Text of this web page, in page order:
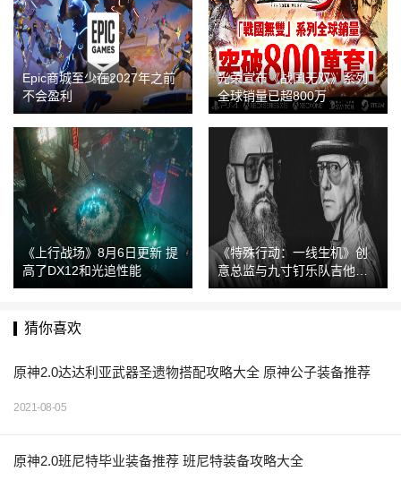
Epic商城至少在2027年之前
不会盈利
光荣宣布《战国无双》系列
全球销量已超800万
《上行战场》8月6日更新 提
高了DX12和光追性能
《特殊行动：一线生机》创
意总监与九寸钉乐队吉他手
成立新工作室
猜你喜欢
原神2.0达达利亚武器圣遗物搭配攻略大全 原神公子装备推荐
2021-08-05
原神2.0班尼特毕业装备推荐 班尼特装备攻略大全